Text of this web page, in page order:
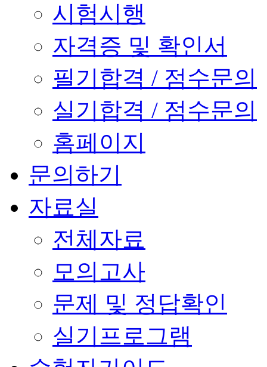
시험시행
자격증 및 확인서
필기합격 / 점수문의
실기합격 / 점수문의
홈페이지
문의하기
자료실
전체자료
모의고사
문제 및 정답확인
실기프로그램